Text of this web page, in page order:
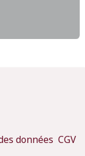
données CGV